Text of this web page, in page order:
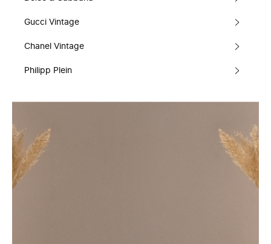
Gucci Vintage
Chanel Vintage
Philipp Plein